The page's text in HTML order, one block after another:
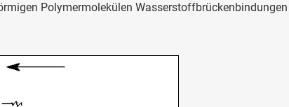
Polymermolekülen